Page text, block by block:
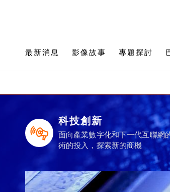
最新消息 影像故事 專題探討
科技創新
面向產業數字化和下一代互聯網
術的投入，探索新的商機